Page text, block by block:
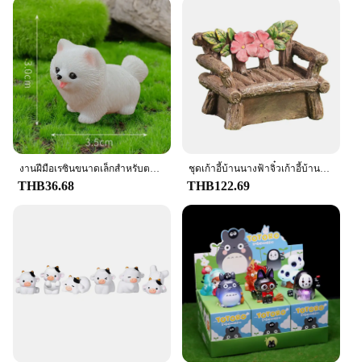
งานฝีมือเรซินขนาดเล็กสำหรับตกแต่งสวนบอนไซขนาดเล็ก1ชิ้นของตกแต่งสวนนางฟ้าน่ารักขนาดเล็กสุนัขลูกสุนัขสัตว์ของตกแต่ง
THB36.68
ชุดเก้าอี้บ้านนางฟ้าจิ๋วเก้าอี้บ้านสวนสวยทำจากเรซินน่ารักบ้านกระท่อมขนาดเล็กสำหรับตกแต่งสวนในเทพนิยาย
THB122.69